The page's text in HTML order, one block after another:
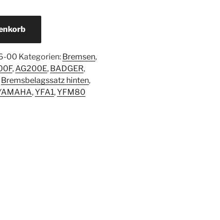
00 Kategorien: Bremsen,
, AG200E, BADGER,
Bremsbelagssatz hinten,
,YFA1,YFM80